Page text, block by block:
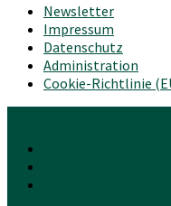
Newsletter
Impressum
Datenschutz
Administration
Cookie-Richtlinie